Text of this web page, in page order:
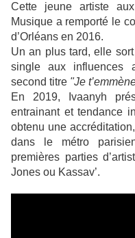
Cette jeune artiste
Musique a remporté le
d’Orléans en 2016.
Un an plus tard, elle
single aux influences
second titre "Je
En 2019, Ivaanyh
entrainant et tendance
obtenu une
dans le métro
premières parties
Jones ou Kassav’.